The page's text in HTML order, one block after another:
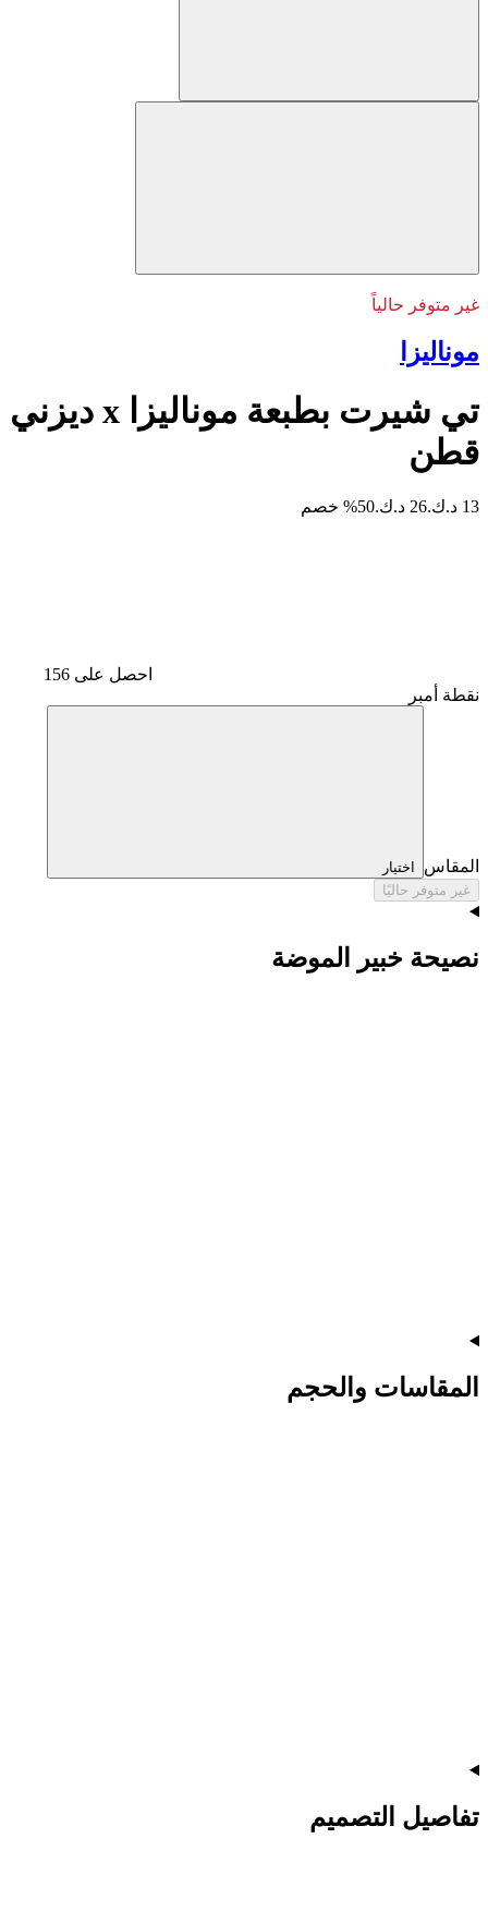
غير متوفر حالياً
موناليزا
تي شيرت بطبعة موناليزا x ديزني
قطن
13 د.ك. 26 د.ك. 50% خصم
احصل على 156
نقطة أمبر
المقاس
اختيار
غير متوفر حاليًا
نصيحة خبير الموضة
المقاسات والحجم
تفاصيل التصميم